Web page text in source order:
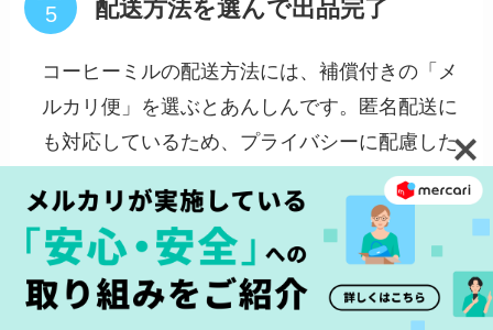
配送方法を選んで出品完了
コーヒーミルの配送方法には、補償付きの「メ
ルカリ便」を選ぶとあんしんです。匿名配送に
も対応しているため、プライバシーに配慮した
あんぜんな取引ができるのもポイント。
ここまで準備が整ったら「出品する」を押して
完了です。コーヒーミルが購入されたら、丁寧
に梱包して迅速に発送しましょう。